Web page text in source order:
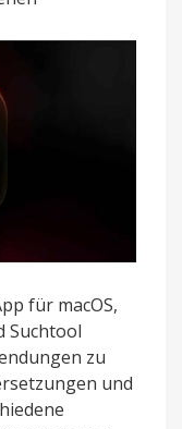
für macOS,
Suchtool
zu
und